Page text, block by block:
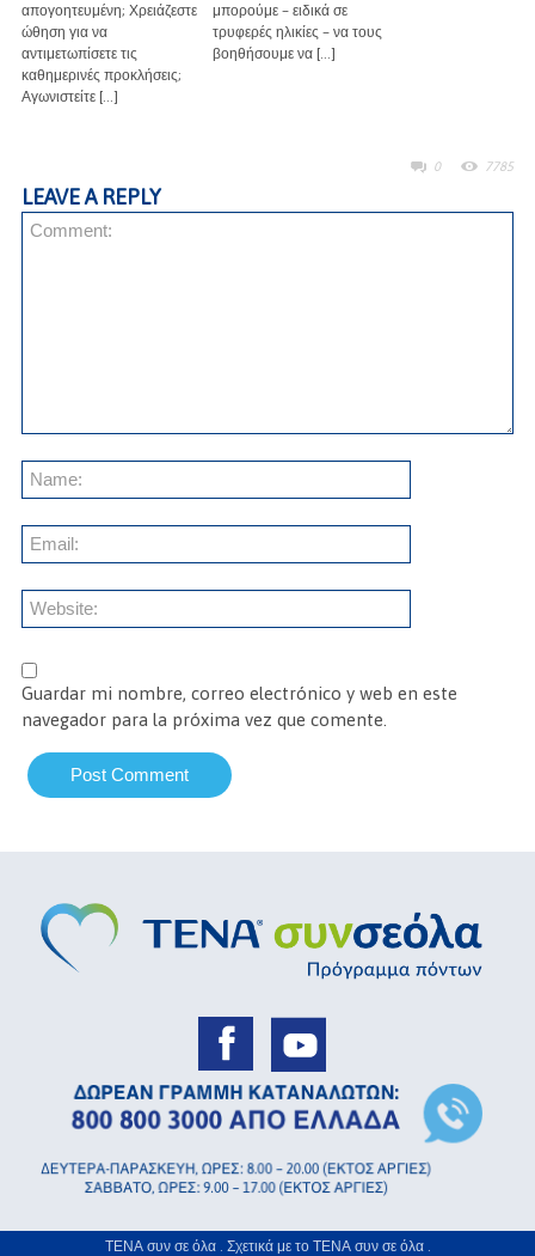
0 7785
απογοητευμένη; Χρειάζεστε
ώθηση για να
αντιμετωπίσετε τις
καθημερινές προκλήσεις;
Αγωνιστείτε […]
μπορούμε – ειδικά σε
τρυφερές ηλικίες – να τους
βοηθήσουμε να […]
LEAVE A REPLY
Guardar mi nombre, correo electrónico y web en este
navegador para la próxima vez que comente.
ΤΕΝΑ συν σε όλα . Σχετικά με το ΤΕΝΑ συν σε όλα .